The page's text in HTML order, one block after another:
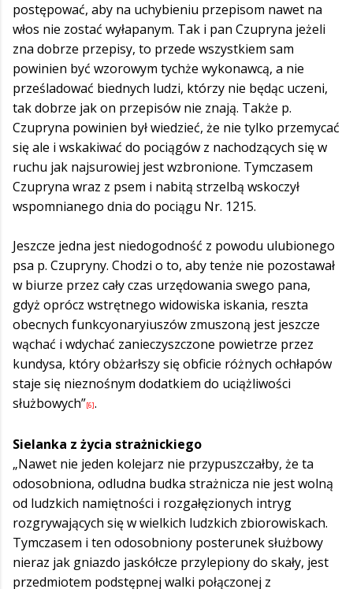
postępować, aby na uchybieniu przepisom nawet na
włos nie zostać wyłapanym. Tak i pan Czupryna jeżeli
zna dobrze przepisy, to przede wszystkiem sam
powinien być wzorowym tychże wykonawcą, a nie
prześladować biednych ludzi, którzy nie będąc uczeni,
tak dobrze jak on przepisów nie znają. Także p.
Czupryna powinien był wiedzieć, że nie tylko przemycać
się ale i wskakiwać do pociągów z nachodzących się w
ruchu jak najsurowiej jest wzbronione. Tymczasem
Czupryna wraz z psem i nabitą strzelbą wskoczył
wspomnianego dnia do pociągu Nr. 1215.
Jeszcze jedna jest niedogodność z powodu ulubionego
psa p. Czupryny. Chodzi o to, aby tenże nie pozostawał
w biurze przez cały czas urzędowania swego pana,
gdyż oprócz wstrętnego widowiska iskania, reszta
obecnych funkcyonaryiuszów zmuszoną jest jeszcze
wąchać i wdychać zanieczyszczone powietrze przez
kundysa, który obżarłszy się obficie różnych ochłapów
staje się nieznośnym dodatkiem do uciążliwości
służbowych”[6].
Sielanka z życia strażnickiego
„Nawet nie jeden kolejarz nie przypuszczałby, że ta
odosobniona, odludna budka strażnicza nie jest wolną
od ludzkich namiętności i rozgałęzionych intryg
rozgrywających się w wielkich ludzkich zbiorowiskach.
Tymczasem i ten odosobniony posterunek służbowy
nieraz jak gniazdo jaskółcze przylepiony do skały, jest
przedmiotem podstępnej walki połączonej z